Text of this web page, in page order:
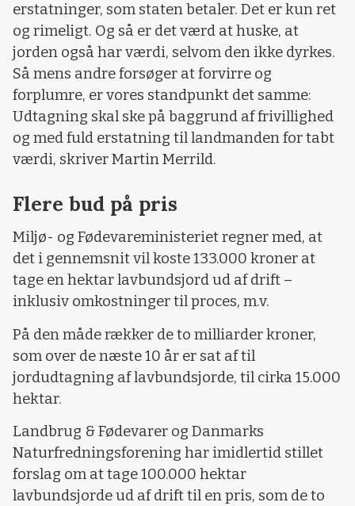
erstatninger, som staten betaler. Det er kun ret
og rimeligt. Og så er det værd at huske, at
jorden også har værdi, selvom den ikke dyrkes.
Så mens andre forsøger at forvirre og
forplumre, er vores standpunkt det samme:
Udtagning skal ske på baggrund af frivillighed
og med fuld erstatning til landmanden for tabt
værdi, skriver Martin Merrild.
Flere bud på pris
Miljø- og Fødevareministeriet regner med, at
det i gennemsnit vil koste 133.000 kroner at
tage en hektar lavbundsjord ud af drift –
inklusiv omkostninger til proces, m.v.
På den måde rækker de to milliarder kroner,
som over de næste 10 år er sat af til
jordudtagning af lavbundsjorde, til cirka 15.000
hektar.
Landbrug & Fødevarer og Danmarks
Naturfredningsforening har imidlertid stillet
forslag om at tage 100.000 hektar
lavbundsjorde ud af drift til en pris, som de to